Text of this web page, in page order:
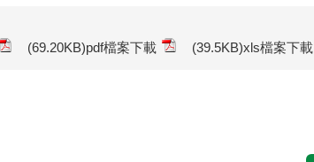
(69.20KB)pdf檔案下載 (39.5KB)xls檔案下載